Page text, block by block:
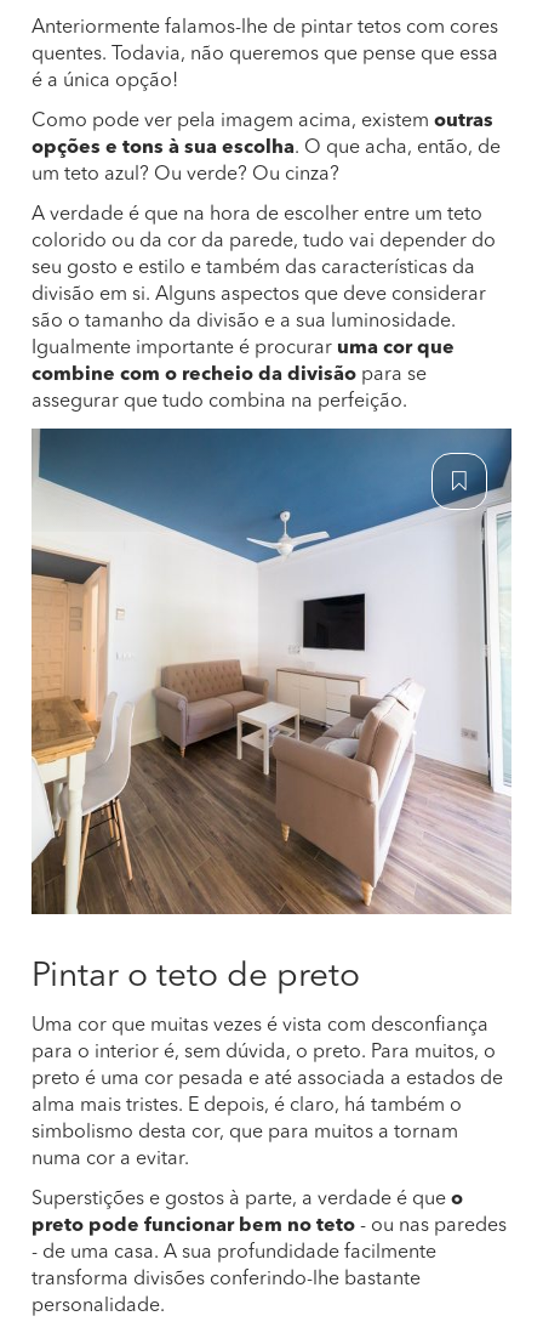
Anteriormente falamos-lhe de pintar tetos com cores
quentes. Todavia, não queremos que pense que essa
é a única opção!
Como pode ver pela imagem acima, existem outras
opções e tons à sua escolha. O que acha, então, de
um teto azul? Ou verde? Ou cinza?
A verdade é que na hora de escolher entre um teto
colorido ou da cor da parede, tudo vai depender do
seu gosto e estilo e também das características da
divisão em si. Alguns aspectos que deve considerar
são o tamanho da divisão e a sua luminosidade.
Igualmente importante é procurar uma cor que
combine com o recheio da divisão para se
assegurar que tudo combina na perfeição.
Pintar o teto de preto
Uma cor que muitas vezes é vista com desconfiança
para o interior é, sem dúvida, o preto. Para muitos, o
preto é uma cor pesada e até associada a estados de
alma mais tristes. E depois, é claro, há também o
simbolismo desta cor, que para muitos a tornam
numa cor a evitar.
Superstições e gostos à parte, a verdade é que o
preto pode funcionar bem no teto - ou nas paredes
- de uma casa. A sua profundidade facilmente
transforma divisões conferindo-lhe bastante
personalidade.